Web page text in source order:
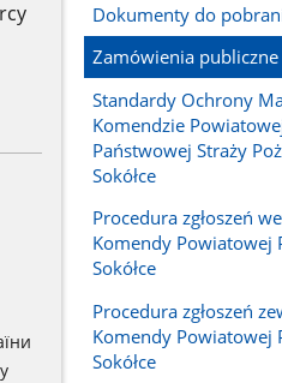
Dokumenty do
Zamówienia publiczne
Standardy Ochrony
Komendzie
Państwowej Straży
Sokółce
Procedura zgłoszeń
Komendy Powiatowej
Sokółce
Procedura zgłoszeń
Komendy Powiatowej
Sokółce